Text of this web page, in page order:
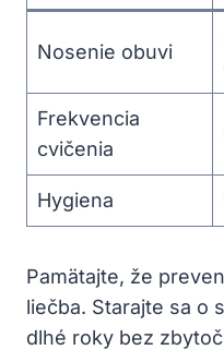
Nosenie obuvi
Frekvencia
cvičenia
Hygiena
Pamätajte, že
liečba. Starajte sa o
dlhé roky bez